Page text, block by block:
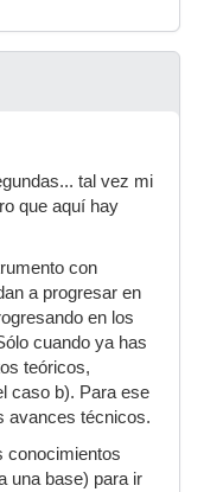
tal vez mi
que aquí hay
con
a progresar en
en los
cuando ya has
teóricos,
caso b). Para ese
avances técnicos.
conocimientos
una base) para ir